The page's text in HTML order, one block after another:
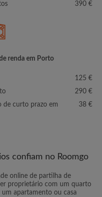
390 €
renda em Porto
125 €
290 €
de curto prazo em
38 €
confiam no Roomgo
online de partilha de
proprietário com um quarto
apartamento ou casa